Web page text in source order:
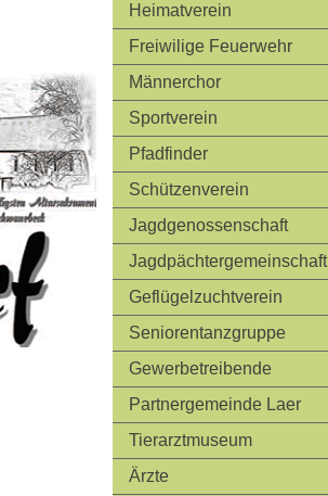
Heimatverein
Freiwilige Feuerwehr
Männerchor
Sportverein
Pfadfinder
Schützenverein
Jagdgenossenschaft
Jagdpächtergemeinschaft
Geflügelzuchtverein
Seniorentanzgruppe
Gewerbetreibende
Partnergemeinde Laer
Tierarztmuseum
Ärzte